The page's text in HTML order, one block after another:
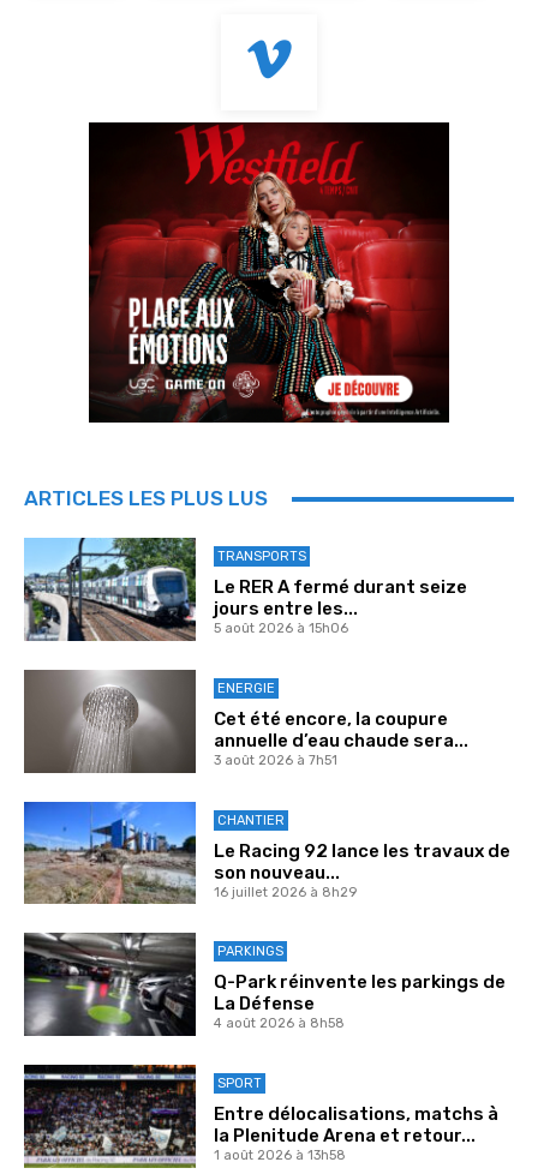
ARTICLES LES PLUS LUS
TRANSPORTS
Le RER A fermé durant seize
jours entre les...
5 août 2026 à 15h06
ENERGIE
Cet été encore, la coupure
annuelle d’eau chaude sera...
3 août 2026 à 7h51
CHANTIER
Le Racing 92 lance les travaux de
son nouveau...
16 juillet 2026 à 8h29
PARKINGS
Q-Park réinvente les parkings de
La Défense
4 août 2026 à 8h58
SPORT
Entre délocalisations, matchs à
la Plenitude Arena et retour...
1 août 2026 à 13h58